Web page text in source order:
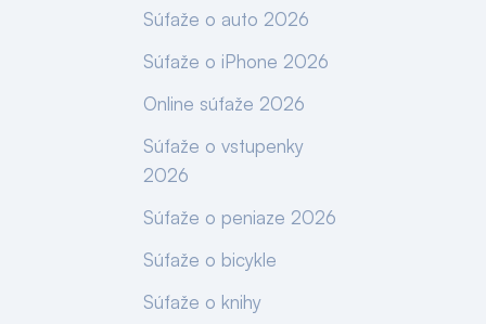
Súťaže o auto 2026
Súťaže o iPhone 2026
Online súťaže 2026
Súťaže o vstupenky
2026
Súťaže o peniaze 2026
Súťaže o bicykle
Súťaže o knihy